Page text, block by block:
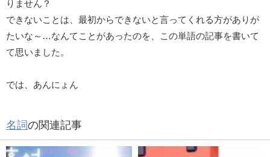
りません？
できないことは、最初からできないと言ってくれる方がありが
たいな～…なんてことがあったのを、この単語の記事を書いて
て思いました。
では、あんにょん
名詞の関連記事